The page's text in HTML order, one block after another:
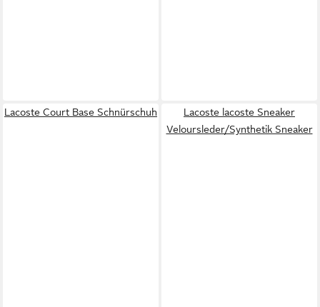
Lacoste Court Base Schnürschuh
Lacoste lacoste Sneaker
Veloursleder/Synthetik Sneaker